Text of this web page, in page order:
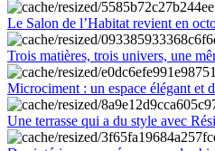
Le Salon de l’Habitat revient en
Trois matières, trois univers, une
Microciment : un espace élégant et
Une terrasse qui a du style avec